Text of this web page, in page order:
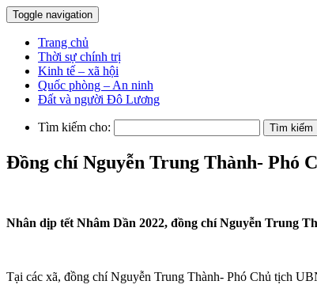
Toggle navigation
Trang chủ
Thời sự chính trị
Kinh tế – xã hội
Quốc phòng – An ninh
Đất và người Đô Lương
Tìm kiếm cho:
Đồng chí Nguyễn Trung Thành- Phó
Nhân dịp tết Nhâm Dần 2022, đồng chí Nguyễn Trung
Tại các xã, đồng chí Nguyễn Trung Thành- Phó Chủ tịch